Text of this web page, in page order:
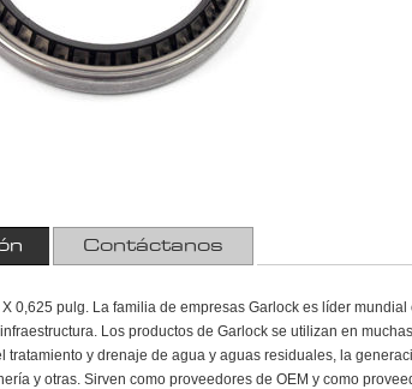
Contáctanos
0,625 pulg. La familia de empresas Garlock es líder
Los productos de Garlock se utilizan en
tratamiento y drenaje de agua y aguas residuales, la
y otras. Sirven como proveedores de OEM y como